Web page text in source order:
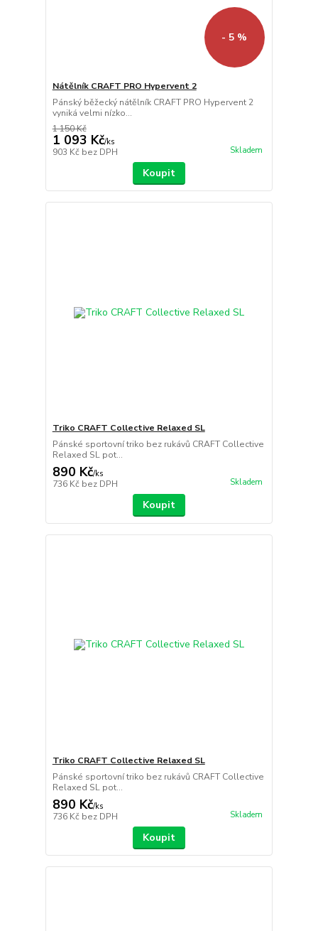
- 5 %
Nátělník CRAFT PRO Hypervent 2
Pánský běžecký nátělník CRAFT PRO Hypervent 2
vyniká velmi nízko...
1 150 Kč
1 093 Kč/ks
903 Kč bez DPH Skladem
Koupit
Triko CRAFT Collective Relaxed SL
Pánské sportovní triko bez rukávů CRAFT Collective
Relaxed SL pot...
890 Kč/ks
736 Kč bez DPH Skladem
Koupit
Triko CRAFT Collective Relaxed SL
Pánské sportovní triko bez rukávů CRAFT Collective
Relaxed SL pot...
890 Kč/ks
736 Kč bez DPH Skladem
Koupit